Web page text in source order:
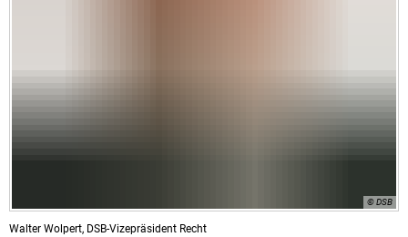
© DSB
Walter Wolpert, DSB-Vizepräsident Recht